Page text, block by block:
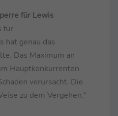
für Lewis
für
hat genau das
Das Maximum an
Hauptkonkurrenten
verursacht. Die
zu dem Vergehen.“